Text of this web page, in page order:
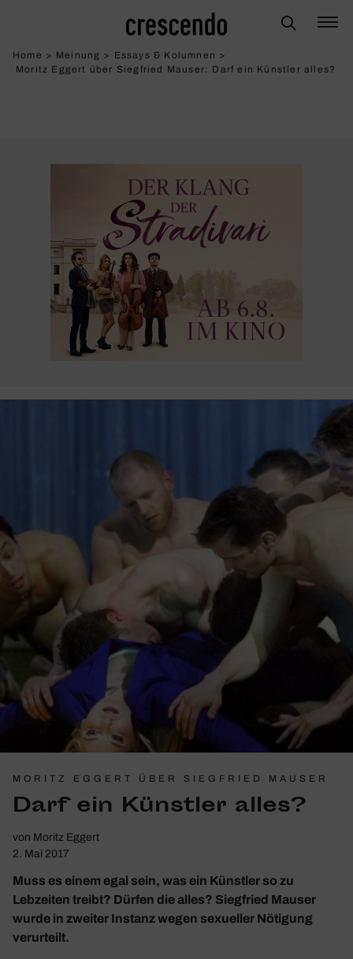
Home > Meinung > Essays & Kolumnen >
Moritz Eggert über Siegfried Mauser: Darf ein Künstler alles?
MORITZ EGGERT ÜBER SIEGFRIED MAUSER
Darf ein Künstler alles?
von Moritz Eggert
2. Mai 2017
Muss es einem egal sein, was ein Künstler so zu
Lebzeiten treibt? Dürfen die alles? Siegfried Mauser
wurde in zweiter Instanz wegen sexueller Nötigung
verurteilt.